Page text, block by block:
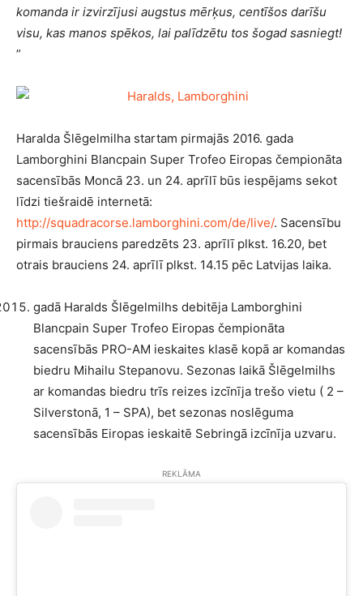
komanda ir izvirzījusi augstus mērķus, centīšos darīšu
visu, kas manos spēkos, lai palīdzētu tos šogad sasniegt!
”
Haralda Šlēgelmilha startam pirmajās 2016. gada
Lamborghini Blancpain Super Trofeo Eiropas čempionāta
sacensībās Moncā 23. un 24. aprīlī būs iespējams sekot
līdzi tiešraidē internetā:
http://squadracorse.lamborghini.com/de/live/. Sacensību
pirmais brauciens paredzēts 23. aprīlī plkst. 16.20, bet
otrais brauciens 24. aprīlī plkst. 14.15 pēc Latvijas laika.
gadā Haralds Šlēgelmilhs debitēja Lamborghini
Blancpain Super Trofeo Eiropas čempionāta
sacensībās PRO-AM ieskaites klasē kopā ar komandas
biedru Mihailu Stepanovu. Sezonas laikā Šlēgelmilhs
ar komandas biedru trīs reizes izcīnīja trešo vietu ( 2 –
Silverstonā, 1 – SPA), bet sezonas noslēguma
sacensībās Eiropas ieskaitē Sebringā izcīnīja uzvaru.
REKLĀMA